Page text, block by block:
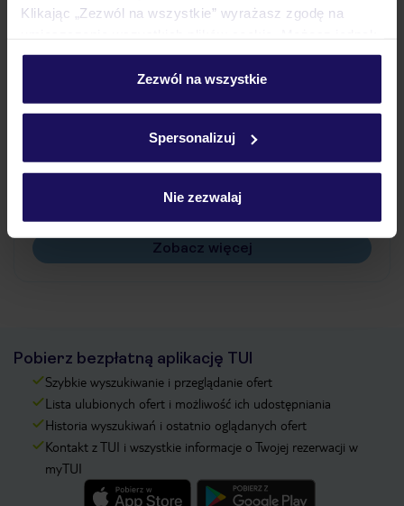
Klikając „Zezwól na wszystkie” wyrażasz zgodę na
personalizować swój wybór wchodząc w zakładkę
Szczegółowe informacje o plikach cookie znajdziesz
Zezwól na wszystkie
Spersonalizuj
Nie zezwalaj
Czy w Hotelu będzie przedstawiciel TUI?
Na jakiej podstawie i gdzie otrzymam karty
Zobacz więcej
Pobierz bezpłatną aplikację TUI
Szybkie wyszukiwanie i przeglądanie ofert
Lista ulubionych ofert i możliwość ich udostępniania
Historia wyszukiwań i ostatnio oglądanych ofert
Kontakt z TUI i wszystkie informacje o Twojej rezerwacji w
myTUI